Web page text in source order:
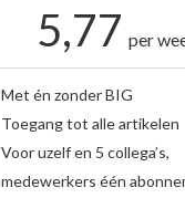
5,77 per
Met én zonder BIG
Toegang tot alle artikelen
Voor uzelf en 5 collega’s,
medewerkers één